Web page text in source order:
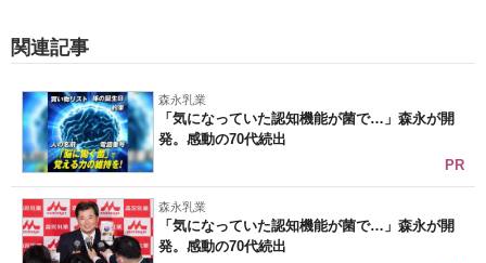
関連記事
森永乳業
「気になっていた認知機能が菌で…」森永が開
発。感動の70代続出
PR
森永乳業
「気になっていた認知機能が菌で…」森永が開
発。感動の70代続出